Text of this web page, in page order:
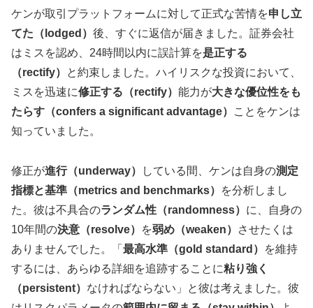
ケンが取引プラットフォームに対して正式な苦情を申し立
てた（lodged） 後、すぐに返信が届きました。証券会社
はミスを認め、24時間以内に誤計算を是正する
（rectify）
と約束しました。ハイリスクな投資において、
ミスを迅速に修正する（rectify） 能力が大きな優位性をも
たらす（confers a significant advantage）
ことをケンは
知っていました。
修正が進行（underway） している間、ケンは自身の測定
指標と基準（metrics and benchmarks）
を分析しまし
た。彼は不具合のランダム性（randomness） に、自身の
10年間の決意（resolve） を弱め（weaken）
させたくは
ありませんでした。「 最高水準（gold standard）
を維持
するには、あらゆる詳細を追跡することに粘り強く
（persistent） なければならない」と彼は考えました。彼